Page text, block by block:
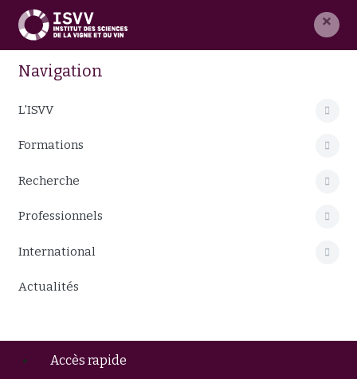
×
Navigation
L'ISVV
Formations
Recherche
Professionnels
International
Actualités
Accès rapide